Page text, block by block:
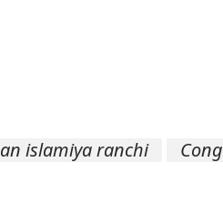
islamiya ranchi